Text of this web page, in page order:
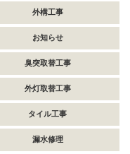
外構工事
お知らせ
臭突取替工事
外灯取替工事
タイル工事
漏水修理